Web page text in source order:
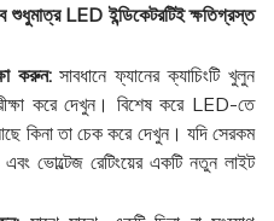
শুধুমাত্র LED ইন্ডিকেটরটিই ক্ষতিগ্রস্ত
করুন:সাবধানে ফ্যানের ক্যাচিংটি খুলুন
করে দেখুন। বিশেষ করে LED-তে
কিনা তা চেক করে দেখুন। যদি সেরকম
ভোল্টেজ রেটিংয়ের একটি নতুন লাইট